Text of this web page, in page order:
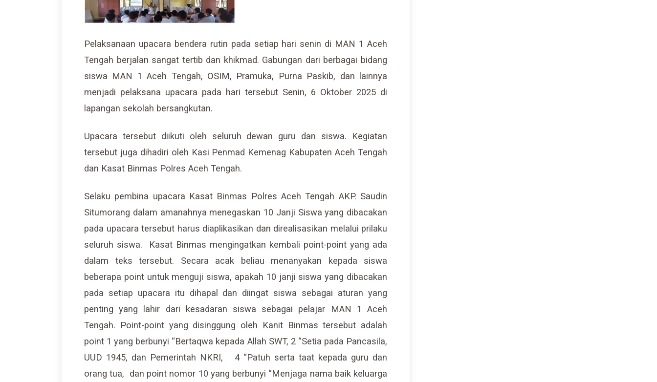
Pelaksanaan upacara bendera rutin pada setiap hari senin di MAN 1 Aceh
Tengah berjalan sangat tertib dan khikmad. Gabungan dari berbagai bidang
siswa MAN 1 Aceh Tengah, OSIM, Pramuka, Purna Paskib, dan lainnya
menjadi pelaksana upacara pada hari tersebut Senin, 6 Oktober 2025 di
lapangan sekolah bersangkutan.
Upacara tersebut diikuti oleh seluruh dewan guru dan siswa. Kegiatan
tersebut juga dihadiri oleh Kasi Penmad Kemenag Kabupaten Aceh Tengah
dan Kasat Binmas Polres Aceh Tengah.
Selaku pembina upacara Kasat Binmas Polres Aceh Tengah AKP. Saudin
Situmorang dalam amanahnya menegaskan 10 Janji Siswa yang dibacakan
pada upacara tersebut harus diaplikasikan dan direalisasikan melalui prilaku
seluruh siswa. Kasat Binmas mengingatkan kembali point-point yang ada
dalam teks tersebut. Secara acak beliau menanyakan kepada siswa
beberapa point untuk menguji siswa, apakah 10 janji siswa yang dibacakan
pada setiap upacara itu dihapal dan diingat siswa sebagai aturan yang
penting yang lahir dari kesadaran siswa sebagai pelajar MAN 1 Aceh
Tengah. Point-point yang disinggung oleh Kanit Binmas tersebut adalah
point 1 yang berbunyi “Bertaqwa kepada Allah SWT, 2 “Setia pada Pancasila,
UUD 1945, dan Pemerintah NKRI, 4 “Patuh serta taat kepada guru dan
orang tua, dan point nomor 10 yang berbunyi “Menjaga nama baik keluarga